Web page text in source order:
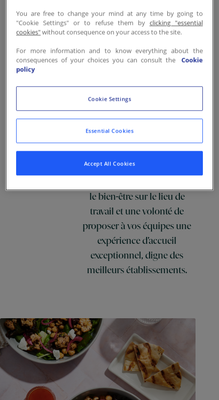
de soi, avec un accueil personnalisé et
attentionné à tout moment de la journée.
Notre approche
d’une recette spéciale, qui
allie un engagement
le bien-être sur le lieu de
travail et une volonté de
proposer à vos équipes une
expérience d’accueil
exceptionnel, digne des
meilleurs établissements.
You are free to change your mind at any time by going to
"Cookie Settings" or to refuse them by clicking "essential
cookies"without consequence on your access to the site.
For more information and to know everything about the
consequences of your choices you can consult the
Cookie
policy
Cookie Settings
Essential Cookies
Accept All Cookies